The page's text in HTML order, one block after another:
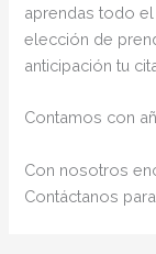
aprendas todo
elección de
anticipación tu
Contamos con
Con nosotros
Contáctanos